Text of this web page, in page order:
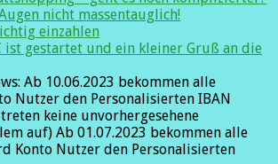
nicht massentauglich!
einzahlen
ist gestartet und ein kleiner Gruß an die
Ab 10.06.2023 bekommen alle
Nutzer den Personalisierten IBAN
keine unvorhergesehene
auf) Ab 01.07.2023 bekommen alle
Konto Nutzer den Personalisierten